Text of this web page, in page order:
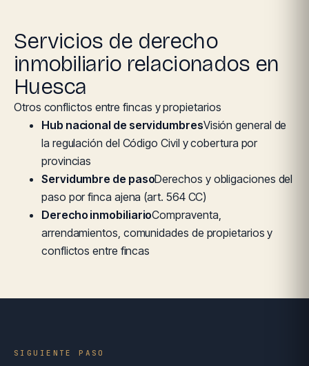
Servicios de derecho
inmobiliario relacionados en
Huesca
Otros conflictos entre fincas y propietarios
Hub nacional de servidumbresVisión general de
la regulación del Código Civil y cobertura por
provincias
Servidumbre de pasoDerechos y obligaciones del
paso por finca ajena (art. 564 CC)
Derecho inmobiliarioCompraventa,
arrendamientos, comunidades de propietarios y
conflictos entre fincas
SIGUIENTE PASO